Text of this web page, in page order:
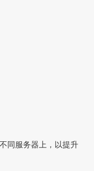
同服务器上，以提升